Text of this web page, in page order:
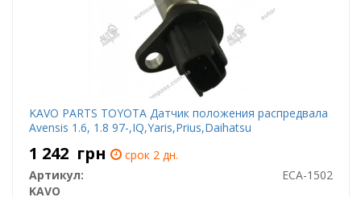
KAVO PARTS TOYOTA Датчик положения распредвала
Avensis 1.6, 1.8 97-,IQ,Yaris,Prius,Daihatsu
1 242 грн
срок 2 дн.
Артикул:
ECA-1502
KAVO